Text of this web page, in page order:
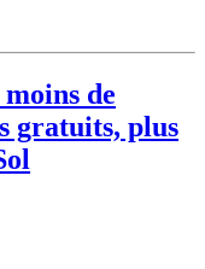
de
gratuits, plus